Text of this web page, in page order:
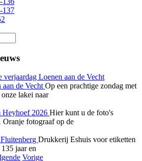
aan de Vecht Op een prachtige zondag met
lakei naar
Heyhoef 2026 Hier kunt u de foto's
fotograaf op de
Drukkerij Eshuis voor etiketten
jaar en
Vorige